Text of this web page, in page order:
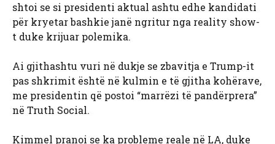
shtoi se si presidenti aktual ashtu edhe kandidati
për kryetar bashkie janë ngritur nga reality show-
t duke krijuar polemika.
Ai gjithashtu vuri në dukje se zbavitja e Trump-it
pas shkrimit është në kulmin e të gjitha kohërave,
me presidentin që postoi “marrëzi të pandërprera”
në Truth Social.
Kimmel pranoi se ka probleme reale në LA, duke